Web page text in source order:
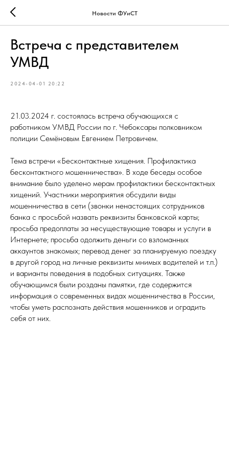
Новости ФУиСТ
Встреча с представителем
УМВД
2024-04-01 20:22
21.03.2024 г. состоялась встреча обучающихся с
работником УМВД России по г. Чебоксары полковником
полиции Семёновым Евгением Петровичем.
Тема встречи «Бесконтактные хищения. Профилактика
бесконтактного мошенничества». В ходе беседы особое
внимание было уделено мерам профилактики бесконтактных
хищений. Участники мероприятия обсудили виды
мошенничества в сети (звонки ненастоящих сотрудников
банка с просьбой назвать реквизиты банковской карты;
просьба предоплаты за несуществующие товары и услуги в
Интернете; просьба одолжить деньги со взломанных
аккаунтов знакомых; перевод денег за планируемую поездку
в другой город на личные реквизиты мнимых водителей и т.п.)
и варианты поведения в подобных ситуациях. Также
обучающимся были розданы памятки, где содержится
информация о современных видах мошенничества в России,
чтобы уметь распознать действия мошенников и оградить
себя от них.